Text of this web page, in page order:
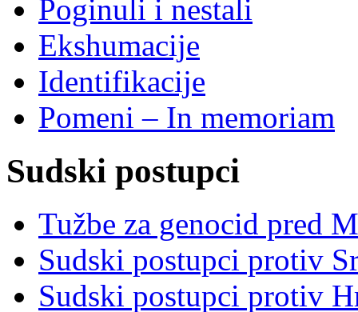
Poginuli i nestali
Ekshumacije
Identifikacije
Pomeni – In memoriam
Sudski postupci
Tužbe za genocid pred
Sudski postupci protiv
Sudski postupci protiv